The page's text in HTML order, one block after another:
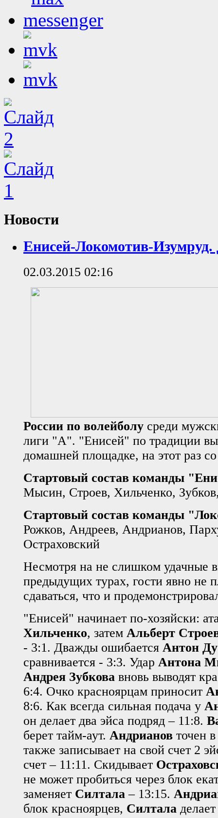
Новости
Енисей-Локомотив-
02.03.2015 02:16
России по волейболу среди
лиги "А". "Енисей" по традиции
домашней площадке, на этот раз
Стартовый состав команды
Мысин, Строев, Хильченко,
Стартовый состав команды
Рожков, Андреев, Андрианов,
Остраховский
Несмотря на не слишком удачные
предыдущих турах, гости явно не
сдаваться, что и
"Енисей" начинает по-хозяйски:
Хильченко, затем Альберт
- 3:1. Дважды ошибается Антон
сравнивается - 3:3. Удар Антона
Андрея Зубкова вновь выводят
6:4. Очко красноярцам приносит
8:6. Как всегда сильная подача у
он делает два эйса подряд – 11:8.
берет тайм-аут. Андрианов точен
также записывает на свой счет 2
счет – 11:11. Скидывает
не может пробиться через блок
заменяет Силтала – 13:15.
блок красноярцев, Силтала